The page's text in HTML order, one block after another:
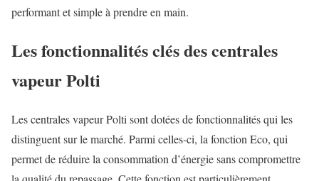
performant et simple à prendre en main.
Les fonctionnalités clés des centrales
vapeur Polti
Les centrales vapeur Polti sont dotées de fonctionnalités qui les
distinguent sur le marché. Parmi celles-ci, la fonction Eco, qui
permet de réduire la consommation d’énergie sans compromettre